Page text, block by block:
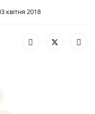
квітня 2018